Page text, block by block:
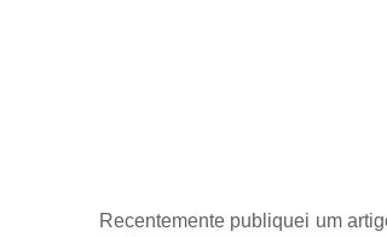
Recentemente publiquei um